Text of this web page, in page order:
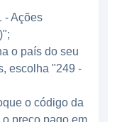
em alguns
nas
uma
de
- Ações
o país do seu
escolha "249 -
o código da
preço pago em